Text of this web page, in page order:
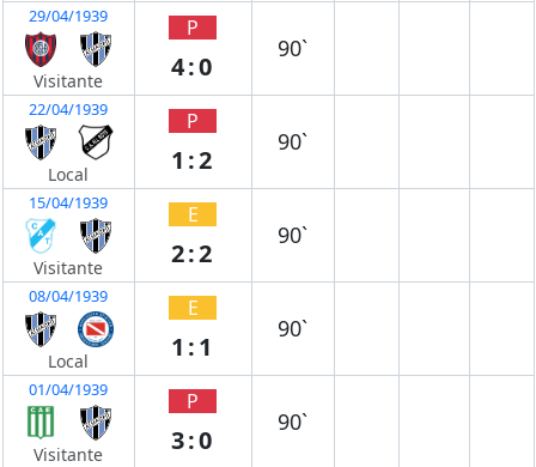
29/04/1939
Visitante
P
4:0
90`
22/04/1939
Local
P
1:2
90`
15/04/1939
Visitante
E
2:2
90`
08/04/1939
Local
E
1:1
90`
01/04/1939
Visitante
P
3:0
90`